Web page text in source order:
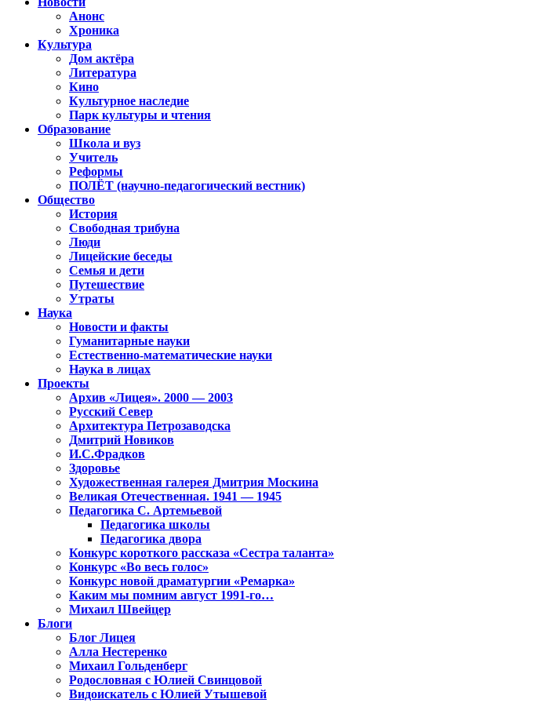
Анонс
Хроника
Культура
Дом актёра
Литература
Кино
Культурное наследие
Парк культуры и чтения
Образование
Школа и вуз
Учитель
Реформы
ПОЛЁТ (научно-педагогический вестник)
Общество
История
Свободная трибуна
Люди
Лицейские беседы
Семья и дети
Путешествие
Утраты
Наука
Новости и факты
Гуманитарные науки
Естественно-математические науки
Наука в лицах
Проекты
Архив «Лицея». 2000 — 2003
Русский Север
Архитектура Петрозаводска
Дмитрий Новиков
И.С.Фрадков
Здоровье
Художественная галерея Дмитрия Москина
Великая Отечественная. 1941 — 1945
Педагогика С. Артемьевой
Педагогика школы
Педагогика двора
Конкурс короткого рассказа «Сестра таланта»
Конкурс «Во весь голос»
Конкурс новой драматургии «Ремарка»
Каким мы помним август 1991-го…
Михаил Швейцер
Блоги
Блог Лицея
Алла Нестеренко
Михаил Гольденберг
Родословная с Юлией Свинцовой
Видоискатель с Юлией Утышевой